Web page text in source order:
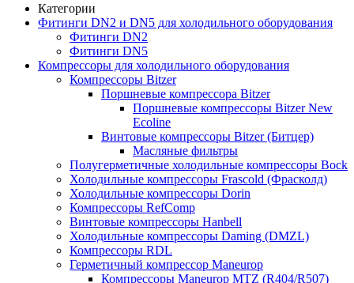
Категории
Фитинги DN2 и DN5 для холодильного оборудования
Фитинги DN2
Фитинги DN5
Компрессоры для холодильного оборудования
Компрессоры Bitzer
Поршневые компрессора Bitzer
Поршневые компрессоры Bitzer New
Ecoline
Винтовые компрессоры Bitzer (Битцер)
Масляные фильтры
Полугерметичные холодильные компрессоры Bock
Холодильные компрессоры Frascold (Фрасколд)
Холодильные компрессоры Dorin
Компрессоры RefComp
Винтовые компрессоры Hanbell
Холодильные компрессоры Daming (DMZL)
Компрессоры RDL
Герметичный компрессор Maneurop
Компрессоры Maneurop MTZ (R404/R507)